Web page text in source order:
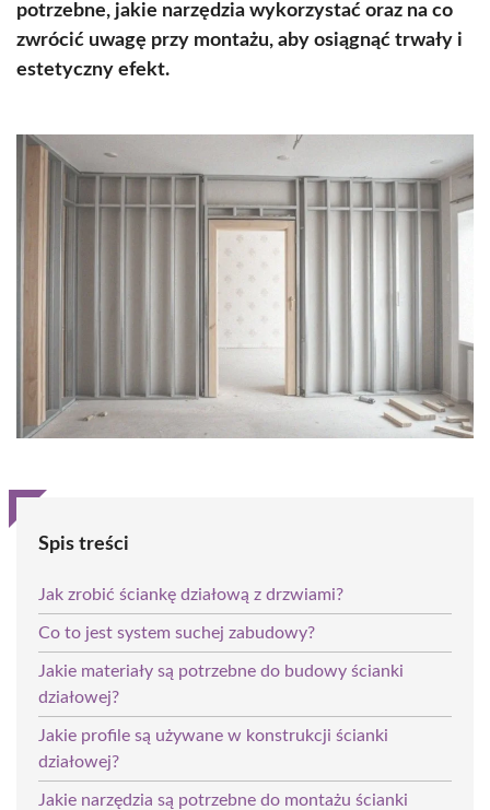
potrzebne, jakie narzędzia wykorzystać oraz na co
zwrócić uwagę przy montażu, aby osiągnąć trwały i
estetyczny efekt.
Spis treści
Jak zrobić ściankę działową z drzwiami?
Co to jest system suchej zabudowy?
Jakie materiały są potrzebne do budowy ścianki
działowej?
Jakie profile są używane w konstrukcji ścianki
działowej?
Jakie narzędzia są potrzebne do montażu ścianki